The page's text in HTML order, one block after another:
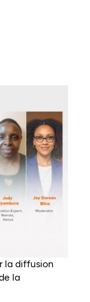
la diffusion
la